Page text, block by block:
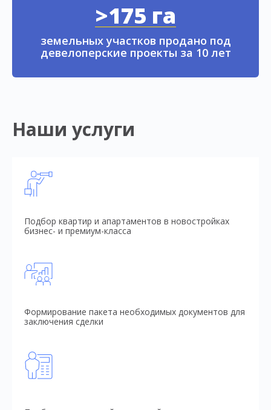
>175 га
земельных участков продано под
девелоперские проекты за 10 лет
Наши услуги
Подбор квартир и апартаментов в новостройках
бизнес- и премиум-класса
Формирование пакета необходимых документов для
заключения сделки